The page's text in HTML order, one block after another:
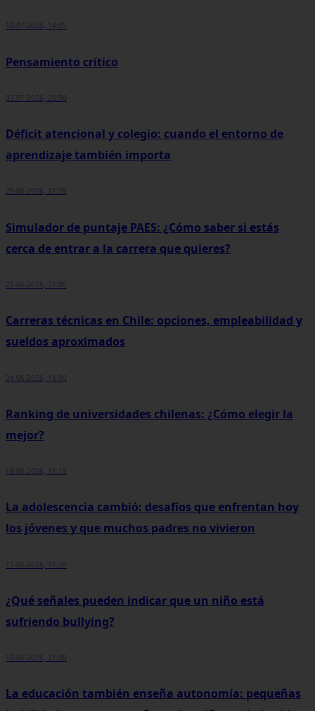
10-07-2026, 14:05
Pensamiento crítico
02-07-2026, 20:30
Déficit atencional y colegio: cuando el entorno de
aprendizaje también importa
25-06-2026, 21:35
Simulador de puntaje PAES: ¿Cómo saber si estás
cerca de entrar a la carrera que quieres?
25-06-2026, 21:00
Carreras técnicas en Chile: opciones, empleabilidad y
sueldos aproximados
24-06-2026, 14:00
Ranking de universidades chilenas: ¿Cómo elegir la
mejor?
18-06-2026, 11:15
La adolescencia cambió: desafíos que enfrentan hoy
los jóvenes y que muchos padres no vivieron
11-06-2026, 11:20
¿Qué señales pueden indicar que un niño está
sufriendo bullying?
10-06-2026, 21:00
La educación también enseña autonomía: pequeñas